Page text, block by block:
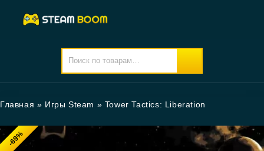
Главная » Игры Steam » Tower Tactics: Liberation
-69%